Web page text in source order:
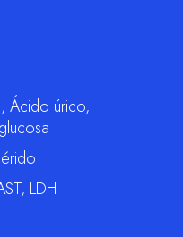
Ácido úrico,
LDH